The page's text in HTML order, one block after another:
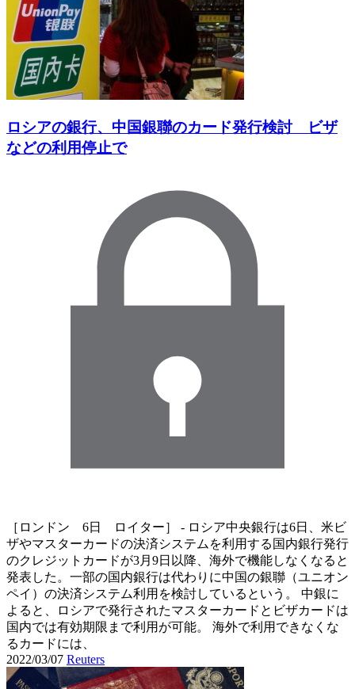
ロシアの銀行、中国銀聯のカード発行検討 ビザ
などの利用停止で
［ロンドン 6日 ロイター］ - ロシア中央銀行は6日、米ビ
ザやマスターカードの決済システムを利用する国内銀行発行
のクレジットカードが3月9日以降、海外で機能しなくなると
発表した。一部の国内銀行は代わりに中国の銀聯（ユニオン
ペイ）の決済システム利用を検討しているという。 中銀に
よると、ロシアで発行されたマスターカードとビザカードは
国内では有効期限まで利用が可能。 海外で利用できなくな
るカードには、
2022/03/07 Reuters